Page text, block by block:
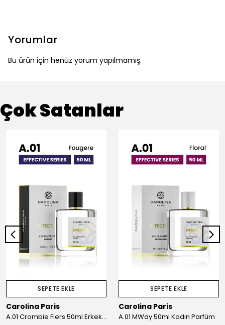
Yorumlar
Bu ürün için henüz yorum yapılmamış.
Çok Satanlar
SEPETE EKLE
Carolina Paris
A.01 Crombie Fiers 50ml Erkek Parfüm
SEPETE EKLE
Carolina Paris
A.01 MWay 50ml Kadın Parfüm